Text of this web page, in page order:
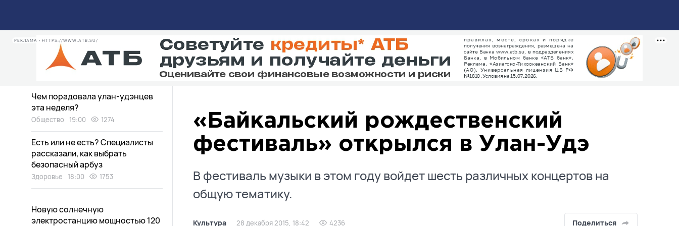
РЕКЛАМА • HTTPS://WWW.ATB.SU/
«Байкальский рождественский
фестиваль» открылся в Улан-Удэ
В фестиваль музыки в этом году войдет шесть различных концертов на
общую тематику.
Культура 28 декабря 2015, 18:42 4236 Поделиться
Дети нашли «аквапарк» в
заброшенном доме в Улан-Удэ
Чем порадовала улан-удэнцев
эта неделя?
Общество 19:00 1274
Есть или не есть? Специалисты
рассказали, как выбрать
безопасный арбуз
Здоровье 18:00 1753
Новую солнечную
электростанцию мощностью 120